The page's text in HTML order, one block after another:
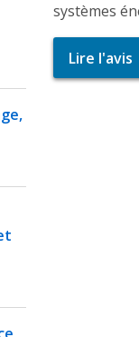
systèmes
Lire l'avis